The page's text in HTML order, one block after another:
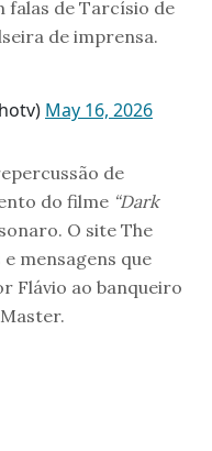
falas de Tarcísio de
de imprensa.
May 16, 2026
de
do filme “Dark
O site The
mensagens que
Flávio ao banqueiro